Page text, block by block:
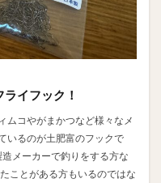
イフック！
ムコやがまかつなど様々なメ
いるのが土肥富のフックで
メーカーで釣りをする方な
ことがある方もいるのではな